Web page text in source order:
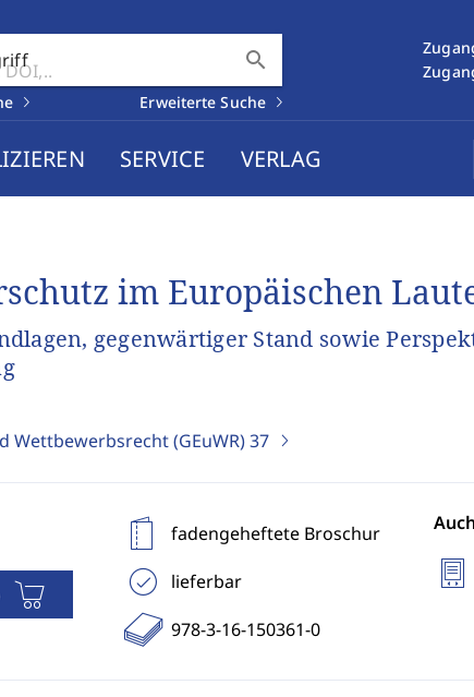
search
Erweiterte Suche
SERVICE VERLAG
im Europäischen
gegenwärtiger Stand sowie
Wettbewerbsrecht (GEuWR)37
fadengeheftete Broschur
lieferbar
978-3-16-150361-0